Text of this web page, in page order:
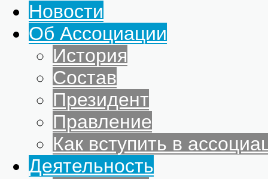
Новости
Об Ассоциации
История
Состав
Президент
Правление
Как вступить в
Деятельность